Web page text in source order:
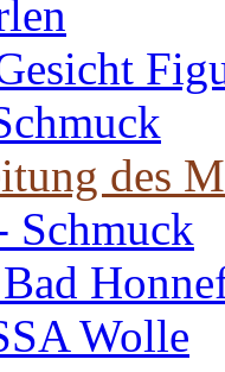
des
Schmuck
Wolle